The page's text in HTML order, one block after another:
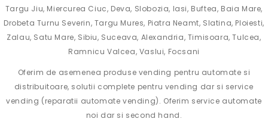
Targu Jiu, Miercurea Ciuc, Deva, Slobozia, Iasi, Buftea, Baia Mare,
Drobeta Turnu Severin, Targu Mures, Piatra Neamt, Slatina, Ploiesti,
Zalau, Satu Mare, Sibiu, Suceava, Alexandria, Timisoara, Tulcea,
Ramnicu Valcea, Vaslui, Focsani
Oferim de asemenea produse vending pentru automate si
distribuitoare, solutii complete pentru vending dar si service
vending (reparatii automate vending). Oferim service automate
noi dar si second hand.